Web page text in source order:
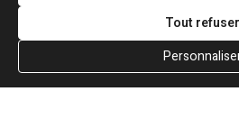
Association "Parler d'sa vie" © Depuis
Tout refuser